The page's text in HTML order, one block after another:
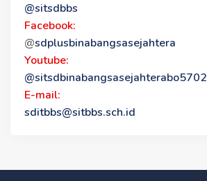
@sitsdbbs
Facebook:
@sdplusbinabangsasejahtera
Youtube:
@sitsdbinabangsasejahterabo5702
E-mail:
sditbbs@sitbbs.sch.id